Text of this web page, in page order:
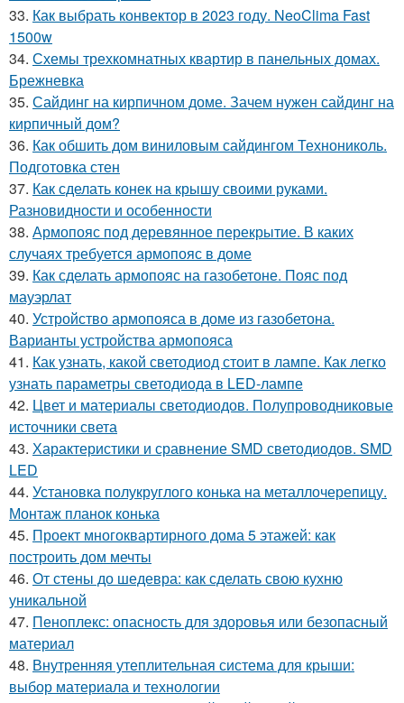
33. Как выбрать конвектор в 2023 году. NeoClima Fast
1500w
34. Схемы трехкомнатных квартир в панельных домах.
Брежневка
35. Сайдинг на кирпичном доме. Зачем нужен сайдинг на
кирпичный дом?
36. Как обшить дом виниловым сайдингом Технониколь.
Подготовка стен
37. Как сделать конек на крышу своими руками.
Разновидности и особенности
38. Армопояс под деревянное перекрытие. В каких
случаях требуется армопояс в доме
39. Как сделать армопояс на газобетоне. Пояс под
мауэрлат
40. Устройство армопояса в доме из газобетона.
Варианты устройства армопояса
41. Как узнать, какой светодиод стоит в лампе. Как легко
узнать параметры светодиода в LED-лампе
42. Цвет и материалы светодиодов. Полупроводниковые
источники света
43. Характеристики и сравнение SMD светодиодов. SMD
LED
44. Установка полукруглого конька на металлочерепицу.
Монтаж планок конька
45. Проект многоквартирного дома 5 этажей: как
построить дом мечты
46. От стены до шедевра: как сделать свою кухню
уникальной
47. Пеноплекс: опасность для здоровья или безопасный
материал
48. Внутренняя утеплительная система для крыши:
выбор материала и технологии